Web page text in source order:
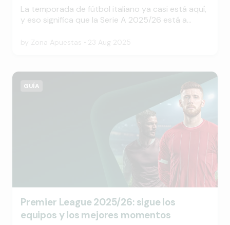
La temporada de fútbol italiano ya casi está aquí,
y eso significa que la Serie A 2025/26 está a
guiamos a través de todo lo que necesitas saber
por los últimos datos de cuotas.
by Zona Apuestas 23 Aug 2025
GUÍA
Premier League 2025/26: sigue los
equipos y los mejores momentos